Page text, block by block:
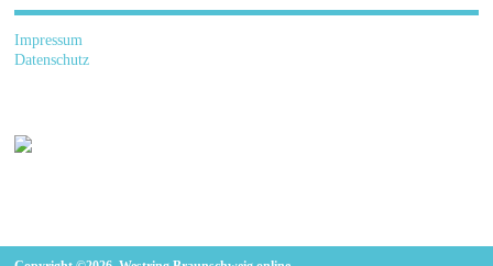
Impressum
Datenschutz